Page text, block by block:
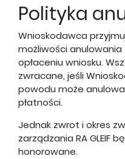
Polityka
Wnioskodawca
możliwości anulowania
opłaceniu wniosku.
zwracane, jeśli
powodu może
płatności.
Jednak zwrot i okres
zarządzania RA GLEIF
honorowane.